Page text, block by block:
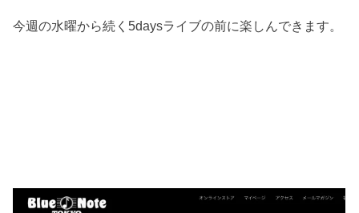
今週の水曜から続く5daysライブの前に楽しんできます。